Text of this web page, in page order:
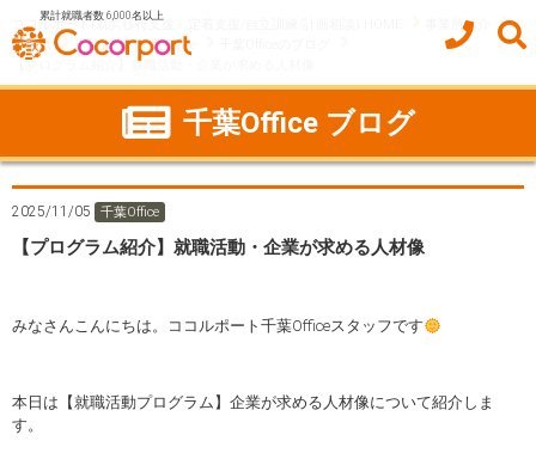
累計就職者数 6,000名以上
ココルポート(就労移行支援・定着支援/自立訓練/計画相談) HOME
事業所紹介
千葉県
千葉市 千葉Office
【プログラム紹介】就職活動・企業が求める人材像
千葉Office ブログ
2025/11/05 千葉Office
【プログラム紹介】就職活動・企業が求める人材像
みなさんこんにちは。ココルポート千葉Officeスタッフです
本日は【就職活動プログラム】企業が求める人材像について紹介しま
す。